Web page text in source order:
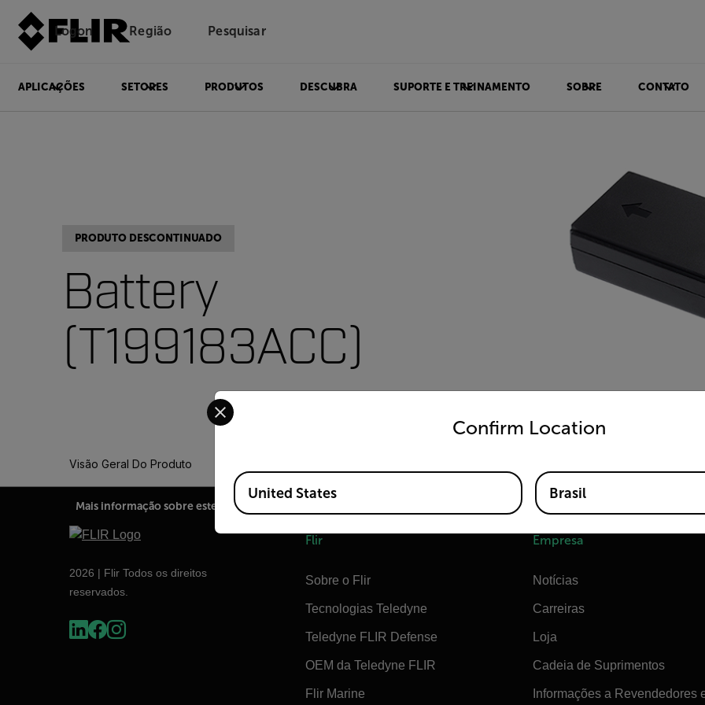
Logon Região Pesquisar
APLICAÇÕES SETORES PRODUTOS DESCUBRA SUPORTE E TREINAMENTO SOBRE CONTATO
PRODUTO DESCONTINUADO
Battery
(T199183ACC)
Visão Geral Do Produto
Mais informação sobre este produto?
2026 | Flir Todos os direitos
reservados.
Flir
Sobre o Flir
Tecnologias Teledyne
Teledyne FLIR Defense
OEM da Teledyne FLIR
Flir Marine
Empresa
Notícias
Carreiras
Loja
Cadeia de Suprimentos
Informações a Revendedores
Confirm Location
Select your preferred country and language from the options below to access the
Available Locations
United States Brasil